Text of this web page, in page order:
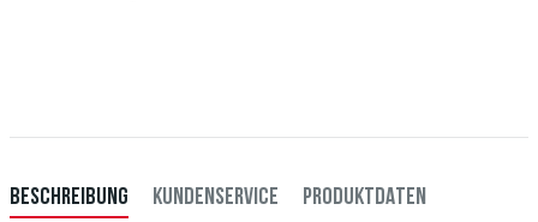
BESCHREIBUNG KUNDENSERVICE PRODUKTDATEN